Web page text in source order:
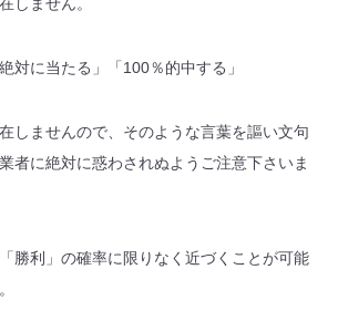
対に当たる」「100％的中する」
しませんので、そのような言葉を謳い文句
者に絶対に惑わされぬようご注意下さいま
勝利」の確率に限りなく近づくことが可能